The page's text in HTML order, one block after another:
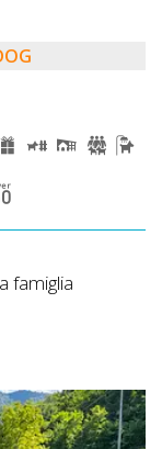
famiglia